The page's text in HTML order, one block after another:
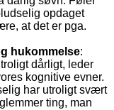
opdaget
at det er pga.
hukommelse:
dårligt, leder
kognitive evner.
har utroligt svært
ting, man